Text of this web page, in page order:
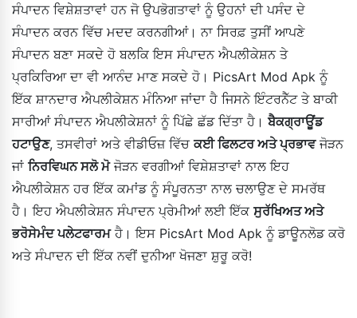
ਸੰਪਾਦਨ ਵਿਸ਼ੇਸ਼ਤਾਵਾਂ ਹਨ ਜੋ ਉਪਭੋਗਤਾਵਾਂ ਨੂੰ ਉਹਨਾਂ ਦੀ ਪਸੰਦ ਦੇ
ਸੰਪਾਦਨ ਕਰਨ ਵਿੱਚ ਮਦਦ ਕਰਨਗੀਆਂ। ਨਾ ਸਿਰਫ਼ ਤੁਸੀਂ ਆਪਣੇ
ਸੰਪਾਦਨ ਬਣਾ ਸਕਦੇ ਹੋ ਬਲਕਿ ਇਸ ਸੰਪਾਦਨ ਐਪਲੀਕੇਸ਼ਨ ਤੇ
ਪ੍ਰਕਿਰਿਆ ਦਾ ਵੀ ਆਨੰਦ ਮਾਣ ਸਕਦੇ ਹੋ। PicsArt Mod Apk ਨੂੰ
ਇੱਕ ਸ਼ਾਨਦਾਰ ਐਪਲੀਕੇਸ਼ਨ ਮੰਨਿਆ ਜਾਂਦਾ ਹੈ ਜਿਸਨੇ ਇੰਟਰਨੈੱਟ ਤੇ ਬਾਕੀ
ਸਾਰੀਆਂ ਸੰਪਾਦਨ ਐਪਲੀਕੇਸ਼ਨਾਂ ਨੂੰ ਪਿੱਛੇ ਛੱਡ ਦਿੱਤਾ ਹੈ।ਬੈਕਗ੍ਰਾਊਂਡ
ਹਟਾਉਣ, ਤਸਵੀਰਾਂ ਅਤੇ ਵੀਡੀਓਜ਼ ਵਿੱਚਕਈ ਫਿਲਟਰ ਅਤੇ ਪ੍ਰਭਾਵਜੋੜਨ
ਜਾਂ ਨਿਰਵਿਘਨ ਸਲੋ ਮੋਜੋੜਨ ਵਰਗੀਆਂ ਵਿਸ਼ੇਸ਼ਤਾਵਾਂ ਨਾਲ ਇਹ
ਐਪਲੀਕੇਸ਼ਨ ਹਰ ਇੱਕ ਕਮਾਂਡ ਨੂੰ ਸੰਪੂਰਨਤਾ ਨਾਲ ਚਲਾਉਣ ਦੇ ਸਮਰੱਥ
ਹੈ। ਇਹ ਐਪਲੀਕੇਸ਼ਨ ਸੰਪਾਦਨ ਪ੍ਰੇਮੀਆਂ ਲਈ ਇੱਕ ਸੁਰੱਖਿਅਤ ਅਤੇ
ਭਰੋਸੇਮੰਦ ਪਲੇਟਫਾਰਮਹੈ। ਇਸ PicsArt Mod Apk ਨੂੰ ਡਾਊਨਲੋਡ ਕਰੋ
ਅਤੇ ਸੰਪਾਦਨ ਦੀ ਇੱਕ ਨਵੀਂ ਦੁਨੀਆ ਖੋਜਣਾ ਸ਼ੁਰੂ ਕਰੋ!